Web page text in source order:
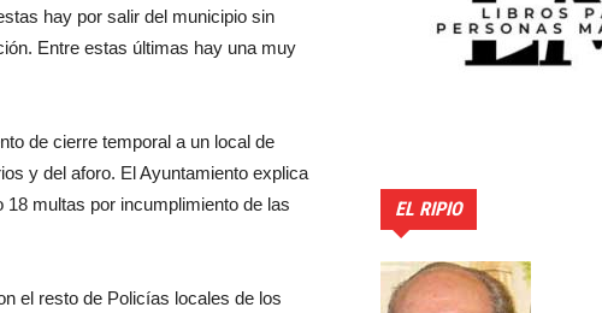
hay por salir del municipio sin
Entre estas últimas hay una muy
de cierre temporal a un local de
y del aforo. El Ayuntamiento explica
multas por incumplimiento de las
el resto de Policías locales de los
EL RIPIO